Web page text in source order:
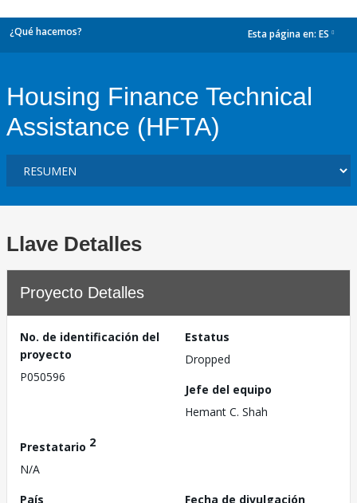
¿Qué hacemos? Esta página en: ES
Housing Finance Technical
Assistance (HFTA)
Llave Detalles
Proyecto Detalles
No. de identificación del
proyecto
P050596
Estatus
Dropped
Jefe del equipo
Hemant C. Shah
Prestatario 2
N/A
País
Fecha de divulgación